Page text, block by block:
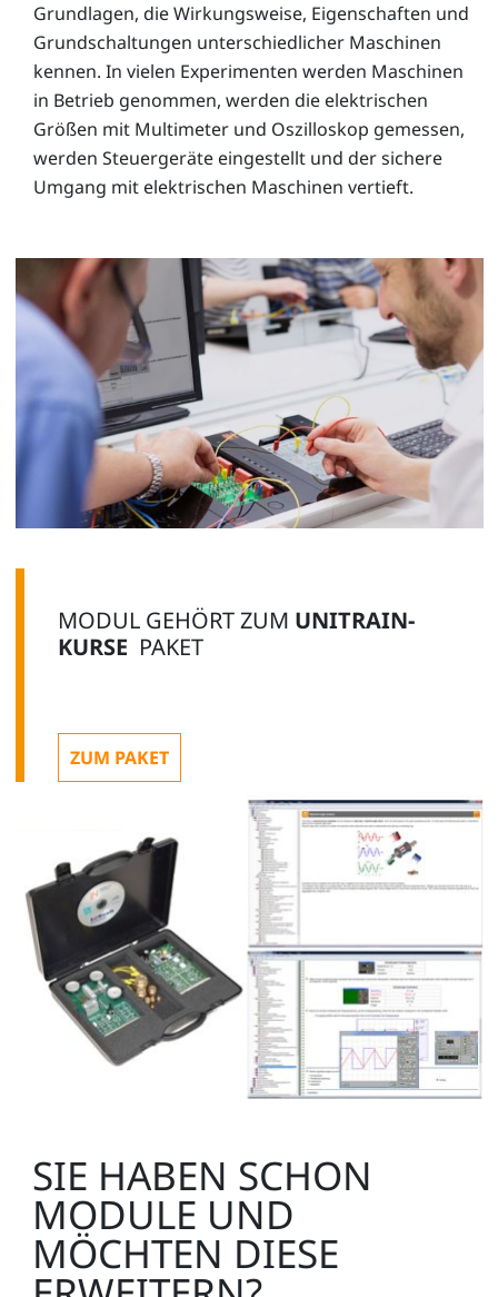
Grundlagen, die Wirkungsweise, Eigenschaften und
Grundschaltungen unterschiedlicher Maschinen
kennen. In vielen Experimenten werden Maschinen
in Betrieb genommen, werden die elektrischen
Größen mit Multimeter und Oszilloskop gemessen,
werden Steuergeräte eingestellt und der sichere
Umgang mit elektrischen Maschinen vertieft.
MODUL GEHÖRT ZUM UNITRAIN-
KURSE PAKET
ZUM PAKET
SIE HABEN SCHON
MODULE UND
MÖCHTEN DIESE